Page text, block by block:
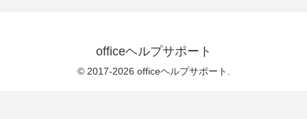
officeヘルプサポート
© 2017-2026 officeヘルプサポート.